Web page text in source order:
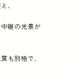
、
継の光景が
も別格で、